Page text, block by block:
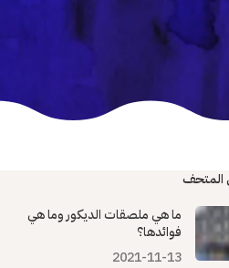
المتحف
ما هي ملصقات الديكور وما هي
فوائدها؟
2021-11-13